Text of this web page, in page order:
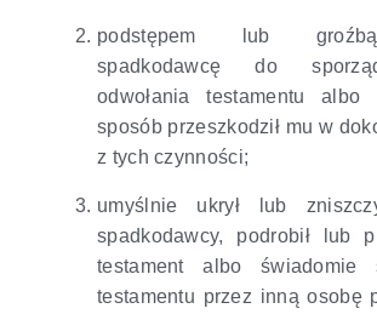
podstępem lub
spadkodawcę do
odwołania testamentu
sposób przeszkodził mu w
z tych czynności;
umyślnie ukrył lub
spadkodawcy, podrobił lub
testament albo świadomie
testamentu przez inną osobę